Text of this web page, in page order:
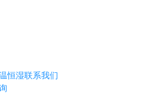
恒湿联系我们